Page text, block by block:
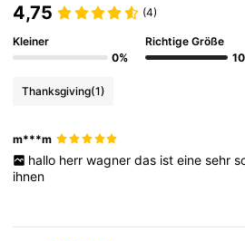
4,75 (4)
Kleiner
0%
Richtige Größe
Thanksgiving(1)
m***m
hallo herr wagner das ist eine sehr
ihnen